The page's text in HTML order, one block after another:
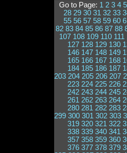
Go to Page: 1 2 3 4 5
28 29 30 31 32 33
55 56 57 58 59 60
82 83 84 85 86 87 88
107 108 109 110 111
127 128 129 130
146 147 148 149
165 166 167 168
184 185 186 187
203 204 205 206 207
223 224 225 226
242 243 244 245
261 262 263 264
280 281 282 283
299 300 301 302 303
319 320 321 322
338 339 340 341
357 358 359 360
376 377 378 379